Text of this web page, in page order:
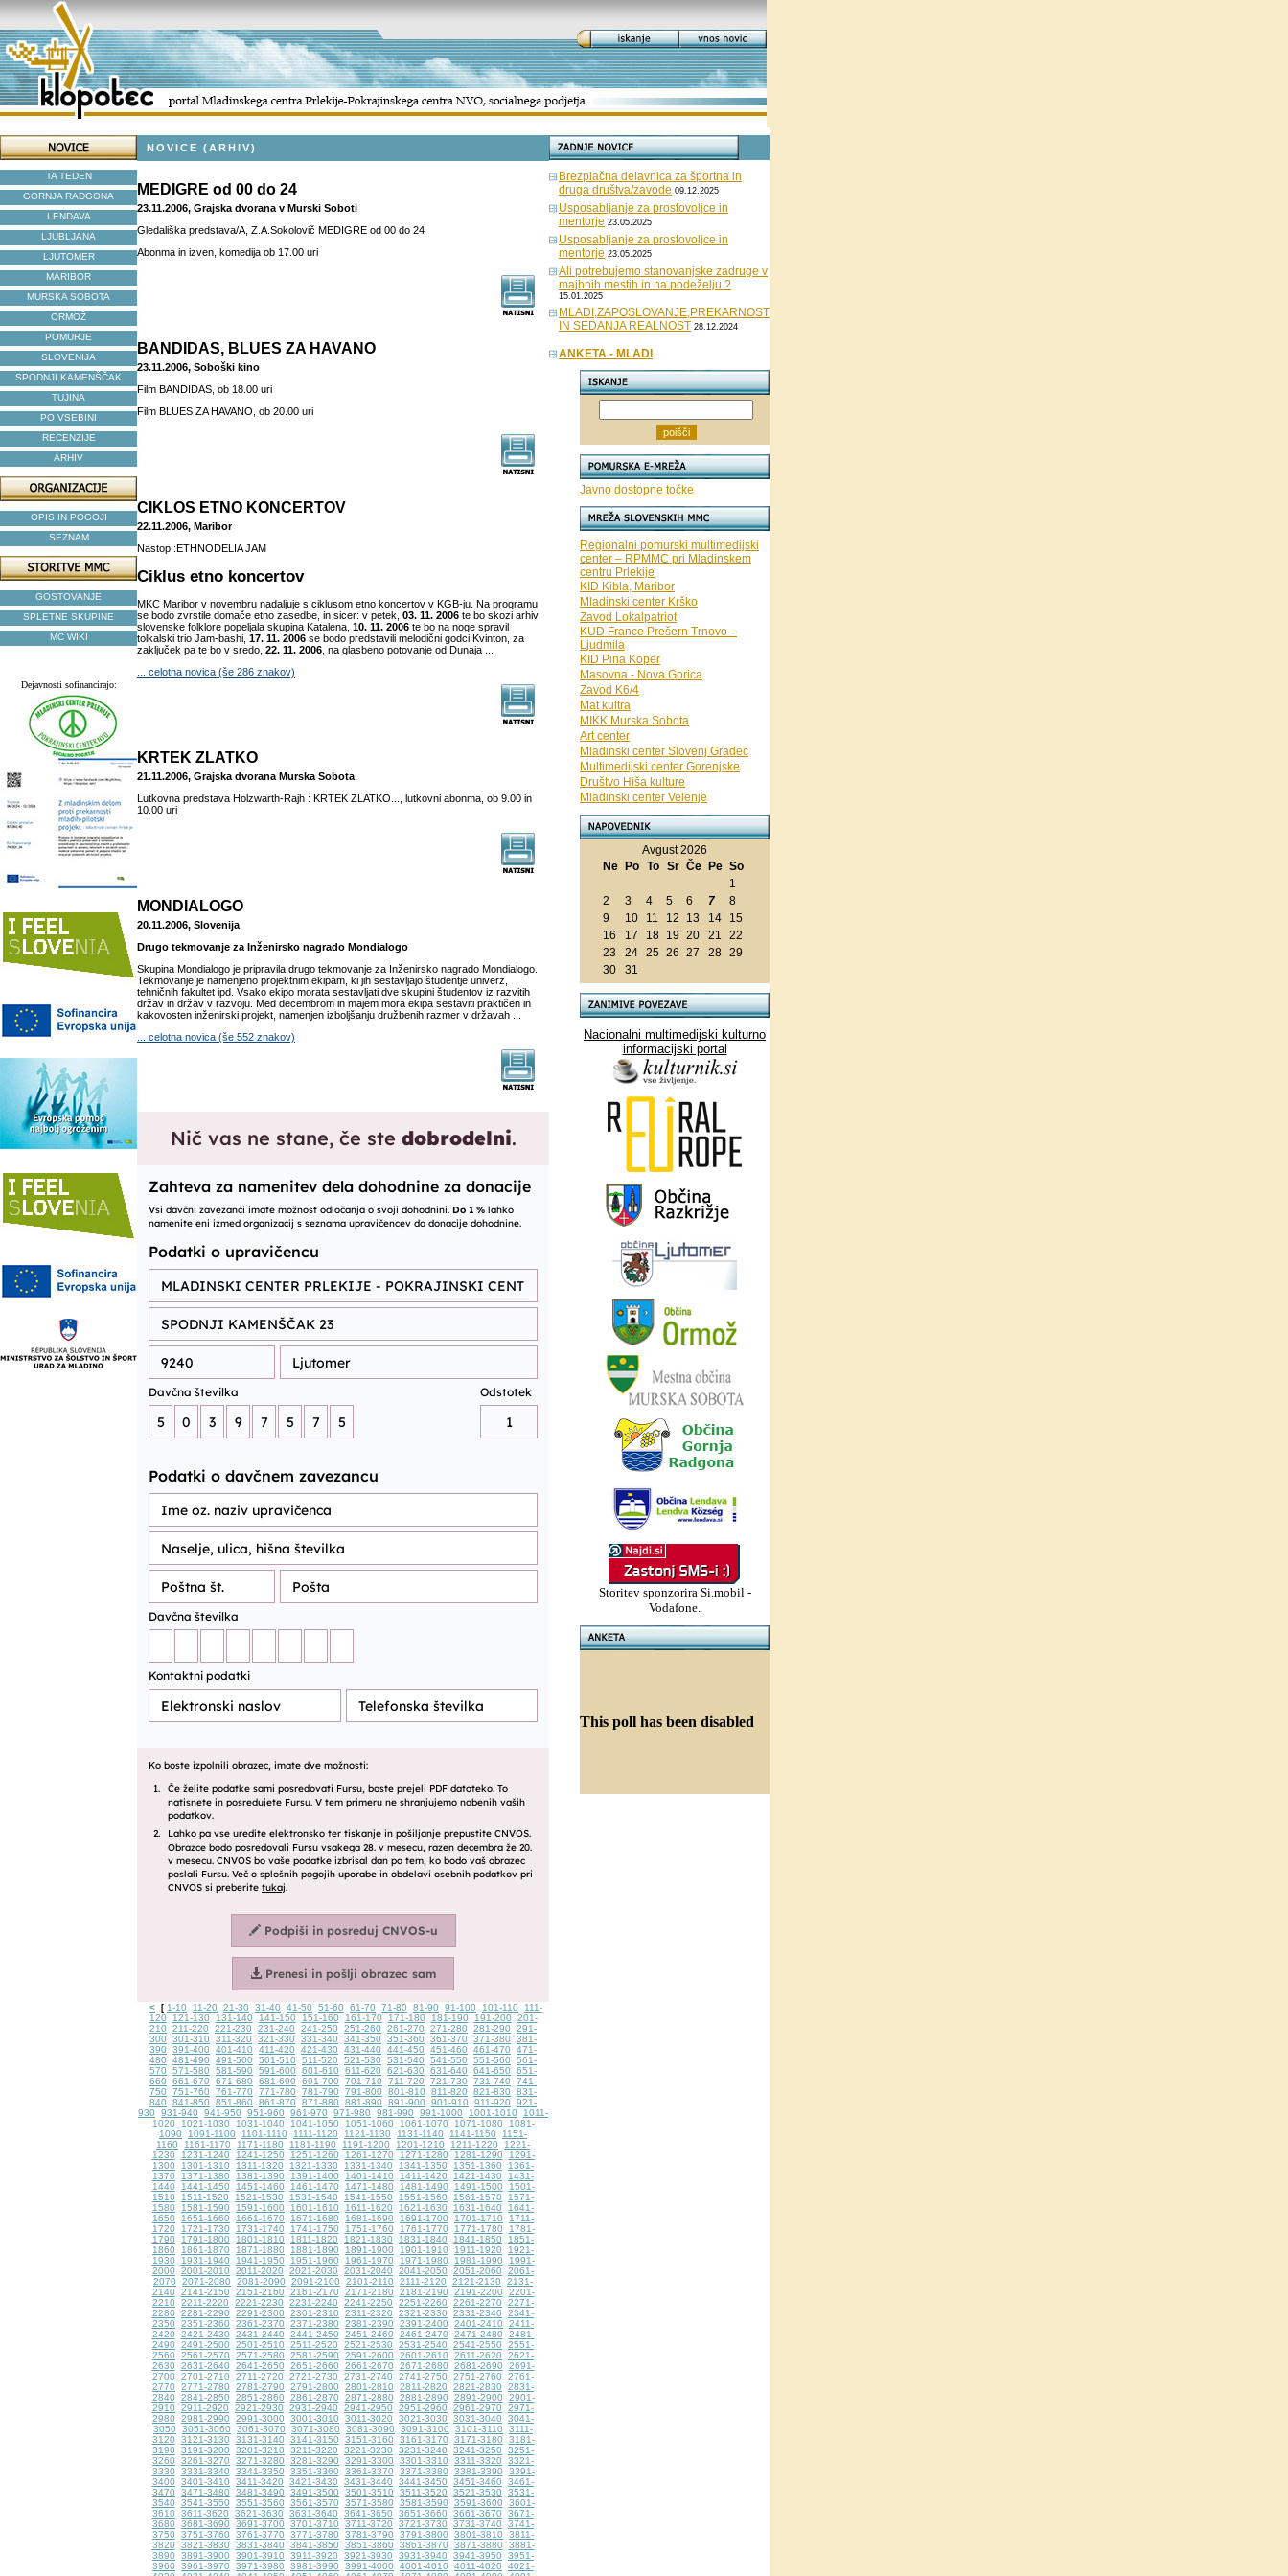
TA TEDEN
GORNJA RADGONA
LENDAVA
LJUBLJANA
LJUTOMER
MARIBOR
MURSKA SOBOTA
ORMOŽ
POMURJE
SLOVENIJA
SPODNJI KAMENŠČAK
TUJINA
PO VSEBINI
RECENZIJE
ARHIV
OPIS IN POGOJI
SEZNAM
GOSTOVANJE
SPLETNE SKUPINE
MC WIKI
Dejavnosti sofinancirajo:
NOVICE (ARHIV)
MEDIGRE od 00 do 24
23.11.2006, Grajska dvorana v Murski Soboti
Gledališka predstava/A, Z.A.Sokolovič MEDIGRE od 00 do 24
Abonma in izven, komedija ob 17.00 uri
BANDIDAS, BLUES ZA HAVANO
23.11.2006, Soboški kino
Film BANDIDAS, ob 18.00 uri
Film BLUES ZA HAVANO, ob 20.00 uri
CIKLOS ETNO KONCERTOV
22.11.2006, Maribor
Nastop :ETHNODELIA JAM
Ciklus etno koncertov
MKC Maribor v novembru nadaljuje s ciklusom etno koncertov v KGB-ju. Na programu
se bodo zvrstile domače etno zasedbe, in sicer: v petek, 03. 11. 2006 te bo skozi arhiv
slovenske folklore popeljala skupina Katalena, 10. 11. 2006 te bo na noge spravil
tolkalski trio Jam-bashi, 17. 11. 2006 se bodo predstavili melodični godci Kvinton, za
zaključek pa te bo v sredo, 22. 11. 2006 , na glasbeno potovanje od Dunaja ...
... celotna novica (še 286 znakov)
KRTEK ZLATKO
21.11.2006, Grajska dvorana Murska Sobota
Lutkovna predstava Holzwarth-Rajh : KRTEK ZLATKO..., lutkovni abonma, ob 9.00 in
10.00 uri
MONDIALOGO
20.11.2006, Slovenija
Drugo tekmovanje za Inženirsko nagrado Mondialogo
Skupina Mondialogo je pripravila drugo tekmovanje za Inženirsko nagrado Mondialogo.
Tekmovanje je namenjeno projektnim ekipam, ki jih sestavljajo študentje univerz,
tehničnih fakultet ipd. Vsako ekipo morata sestavljati dve skupini študentov iz razvitih
držav in držav v razvoju. Med decembrom in majem mora ekipa sestaviti praktičen in
kakovosten inženirski projekt, namenjen izboljšanju družbenih razmer v državah ...
... celotna novica (še 552 znakov)
< [ 1-10 11-20 21-30 31-40 41-50 51-60 61-70 71-80 81-90 91-100 101-110
111-
120
121-130 131-140 141-150 151-160 161-170 171-180 181-190 191-200
201-
210
211-220 221-230 231-240 241-250 251-260 261-270 271-280 281-290
291-
300
301-310 311-320 321-330 331-340 341-350 351-360 361-370 371-380
381-
390
391-400 401-410 411-420 421-430 431-440 441-450 451-460 461-470
471-
480
481-490 491-500 501-510 511-520 521-530 531-540 541-550 551-560
561-
570
571-580 581-590 591-600 601-610 611-620 621-630 631-640 641-650
651-
660
661-670 671-680 681-690 691-700 701-710 711-720 721-730 731-740
741-
750
751-760 761-770 771-780 781-790 791-800 801-810 811-820 821-830
831-
840
841-850 851-860 861-870 871-880 881-890 891-900 901-910 911-920
921-
930
931-940 941-950 951-960 961-970 971-980 981-990 991-1000 1001-1010
1011-
1020
1021-1030 1031-1040 1041-1050 1051-1060 1061-1070 1071-1080
1081-
1090
1091-1100 1101-1110 1111-1120 1121-1130 1131-1140 1141-1150
1151-
1160
1161-1170 1171-1180 1181-1190 1191-1200 1201-1210 1211-1220
1221-
1230
1231-1240 1241-1250 1251-1260 1261-1270 1271-1280 1281-1290
1291-
1300
1301-1310 1311-1320 1321-1330 1331-1340 1341-1350 1351-1360
1361-
1370
1371-1380 1381-1390 1391-1400 1401-1410 1411-1420 1421-1430
1431-
1440
1441-1450 1451-1460 1461-1470 1471-1480 1481-1490 1491-1500
1501-
1510
1511-1520 1521-1530 1531-1540 1541-1550 1551-1560 1561-1570
1571-
1580
1581-1590 1591-1600 1601-1610 1611-1620 1621-1630 1631-1640
1641-
1650
1651-1660 1661-1670 1671-1680 1681-1690 1691-1700 1701-1710
1711-
1720
1721-1730 1731-1740 1741-1750 1751-1760 1761-1770 1771-1780
1781-
1790
1791-1800 1801-1810 1811-1820 1821-1830 1831-1840 1841-1850
1851-
1860
1861-1870 1871-1880 1881-1890 1891-1900 1901-1910 1911-1920
1921-
1930
1931-1940 1941-1950 1951-1960 1961-1970 1971-1980 1981-1990
1991-
2000
2001-2010 2011-2020 2021-2030 2031-2040 2041-2050 2051-2060
2061-
2070
2071-2080 2081-2090 2091-2100 2101-2110 2111-2120 2121-2130
2131-
2140
2141-2150 2151-2160 2161-2170 2171-2180 2181-2190 2191-2200
2201-
2210
2211-2220 2221-2230 2231-2240 2241-2250 2251-2260 2261-2270
2271-
2280
2281-2290 2291-2300 2301-2310 2311-2320 2321-2330 2331-2340
2341-
2350
2351-2360 2361-2370 2371-2380 2381-2390 2391-2400 2401-2410
2411-
2420
2421-2430 2431-2440 2441-2450 2451-2460 2461-2470 2471-2480
2481-
2490
2491-2500 2501-2510 2511-2520 2521-2530 2531-2540 2541-2550
2551-
2560
2561-2570 2571-2580 2581-2590 2591-2600 2601-2610 2611-2620
2621-
2630
2631-2640 2641-2650 2651-2660 2661-2670 2671-2680 2681-2690
2691-
2700
2701-2710 2711-2720 2721-2730 2731-2740 2741-2750 2751-2760
2761-
2770
2771-2780 2781-2790 2791-2800 2801-2810 2811-2820 2821-2830
2831-
2840
2841-2850 2851-2860 2861-2870 2871-2880 2881-2890 2891-2900
2901-
2910
2911-2920 2921-2930 2931-2940 2941-2950 2951-2960 2961-2970
2971-
2980
2981-2990 2991-3000 3001-3010 3011-3020 3021-3030 3031-3040
3041-
3050
3051-3060 3061-3070 3071-3080 3081-3090 3091-3100 3101-3110
3111-
3120
3121-3130 3131-3140 3141-3150 3151-3160 3161-3170 3171-3180
3181-
3190
3191-3200 3201-3210 3211-3220 3221-3230 3231-3240 3241-3250
3251-
3260
3261-3270 3271-3280 3281-3290 3291-3300 3301-3310 3311-3320
3321-
3330
3331-3340 3341-3350 3351-3360 3361-3370 3371-3380 3381-3390
3391-
3400
3401-3410 3411-3420 3421-3430 3431-3440 3441-3450 3451-3460
3461-
3470
3471-3480 3481-3490 3491-3500 3501-3510 3511-3520 3521-3530
3531-
3540
3541-3550 3551-3560 3561-3570 3571-3580 3581-3590 3591-3600
3601-
3610
3611-3620 3621-3630 3631-3640 3641-3650 3651-3660 3661-3670
3671-
3680
3681-3690 3691-3700 3701-3710 3711-3720 3721-3730 3731-3740
3741-
3750
3751-3760 3761-3770 3771-3780 3781-3790 3791-3800 3801-3810
3811-
3820
3821-3830 3831-3840 3841-3850 3851-3860 3861-3870 3871-3880
3881-
3890
3891-3900 3901-3910 3911-3920 3921-3930 3931-3940 3941-3950
3951-
3960
3961-3970 3971-3980 3981-3990 3991-4000 4001-4010 4011-4020
4021-
Brezplačna delavnica za športna in
druga društva/zavode 09.12.2025
Usposabljanje za prostovoljce in
mentorje 23.05.2025
Usposabljanje za prostovoljce in
mentorje 23.05.2025
Ali potrebujemo stanovanjske zadruge v
majhnih mestih in na podeželju ?
15.01.2025
MLADI,ZAPOSLOVANJE,PREKARNOST
IN SEDANJA REALNOST 28.12.2024
ANKETA - MLADI
Javno dostopne točke
Regionalni pomurski multimedijski
center – RPMMC pri Mladinskem
centru Prlekije
KID Kibla, Maribor
Mladinski center Krško
Zavod Lokalpatriot
KUD France Prešern Trnovo –
Ljudmila
KID Pina Koper
Masovna - Nova Gorica
Zavod K6/4
Mat kultra
MIKK Murska Sobota
Art center
Mladinski center Slovenj Gradec
Multimedijski center Gorenjske
Društvo Hiša kulture
Mladinski center Velenje
Avgust 2026
Ne
Po To Sr Če Pe So
1
2
3 4 5 6 7
8
9
10 11 12 13 14
15
16
17 18 19 20 21
22
23
24 25 26 27 28 29
30
31
Nacionalni multimedijski kulturno
informacijski portal
Storitev sponzorira Si.mobil -
Vodafone.
This poll has been disabled